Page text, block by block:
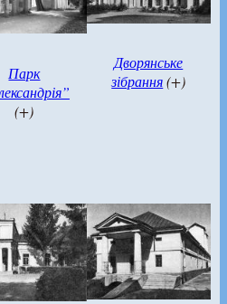
Парк
(+)
Дворянське
зібрання(+)